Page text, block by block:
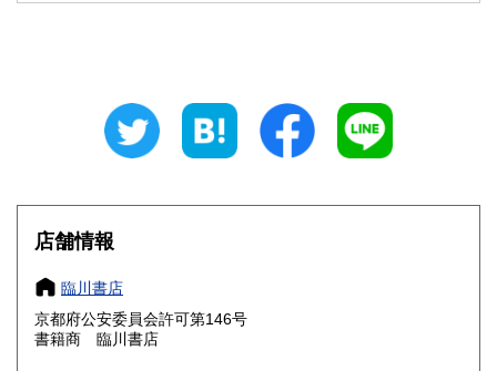
770円 静岡県
奈良県 770円
店舗情報
臨川書店
京都府公安委員会許可第146号
書籍商 臨川書店